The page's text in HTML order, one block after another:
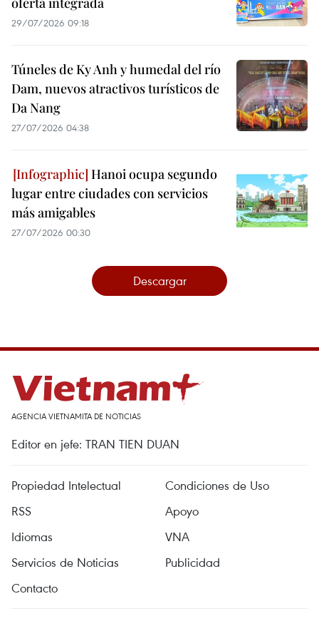
29/07/2026 09:18
Túneles de Ky Anh y humedal del río
Dam, nuevos atractivos turísticos de
Da Nang
27/07/2026 04:38
Hanoi ocupa segundo
lugar entre ciudades con servicios
más amigables
27/07/2026 00:30
Descargar
AGENCIA VIETNAMITA DE NOTICIAS
Editor en jefe: TRAN TIEN DUAN
Propiedad Intelectual
Condiciones de Uso
RSS
Apoyo
Idiomas
VNA
Servicios de Noticias
Publicidad
Contacto